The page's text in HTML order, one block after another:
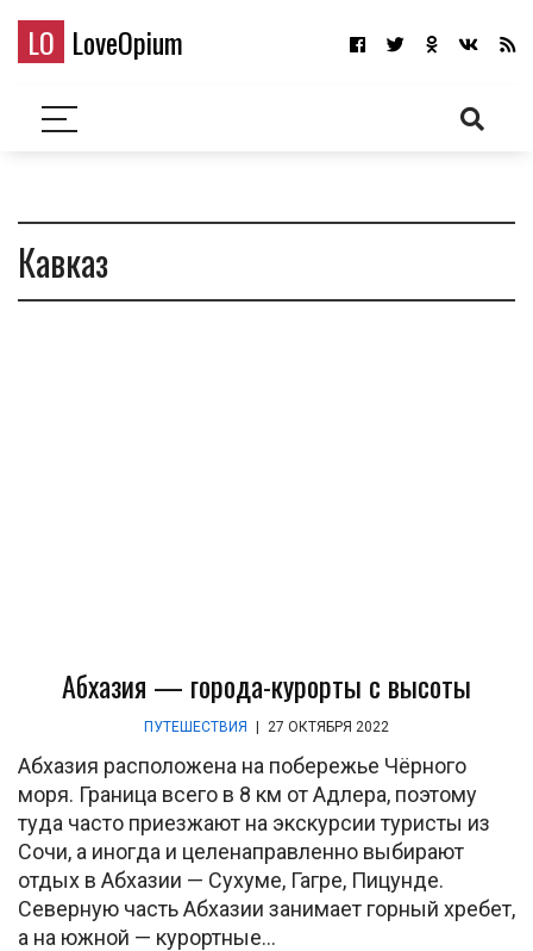
LO LoveOpium
Кавказ
Абхазия — города-курорты с высоты
ПУТЕШЕСТВИЯ | 27 ОКТЯБРЯ 2022
Абхазия расположена на побережье Чёрного
моря. Граница всего в 8 км от Адлера, поэтому
туда часто приезжают на экскурсии туристы из
Сочи, а иногда и целенаправленно выбирают
отдых в Абхазии — Сухуме, Гагре, Пицунде.
Северную часть Абхазии занимает горный хребет,
а на южной — курортные...